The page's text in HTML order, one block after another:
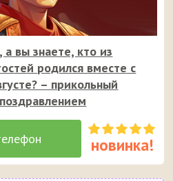
а вы знаете, кто из
родился вместе с
– прикольный